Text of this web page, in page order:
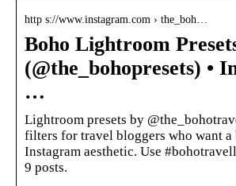
http s://www.instagram.com › the_boh…
Boho Lightroom
(@the_bohopresets) •
…
Lightroom presets by
filters for travel bloggers who want a
Instagram aesthetic. Use
9 posts.